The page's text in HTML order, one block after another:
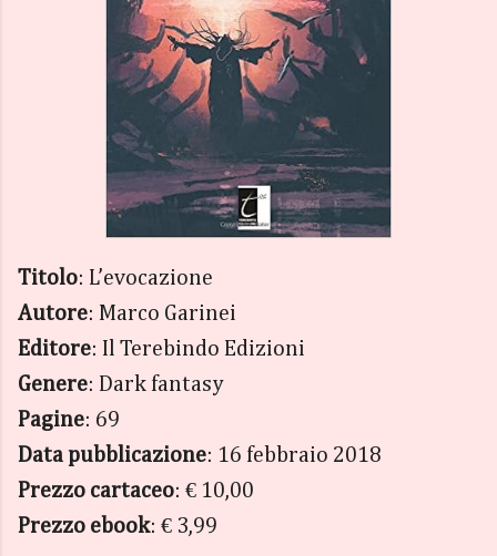
Titolo: L’evocazione
Autore: Marco Garinei
Editore: Il Terebindo Edizioni
Genere: Dark fantasy
Pagine: 69
Data pubblicazione: 16 febbraio 2018
Prezzo cartaceo: € 10,00
Prezzo ebook: € 3,99